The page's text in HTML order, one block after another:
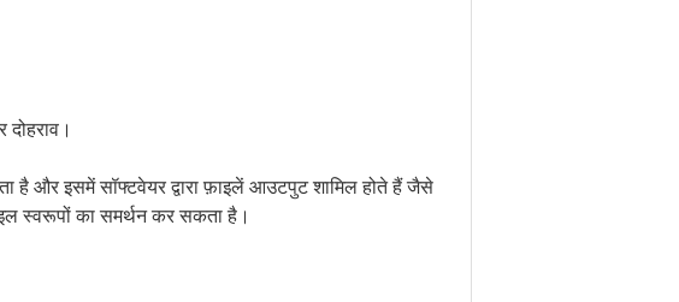
है और इसमें सॉफ्टवेयर द्वारा फ़ाइलें आउटपुट शामिल होते हैं जैसे
स्वरूपों का समर्थन कर सकता है।